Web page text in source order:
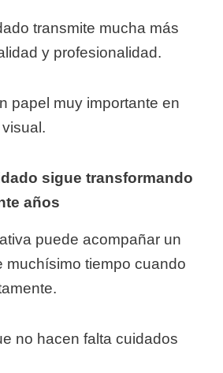
transmite mucha más
y profesionalidad.
papel muy importante en
sigue transformando
años
puede acompañar un
muchísimo tiempo cuando
no hacen falta cuidados